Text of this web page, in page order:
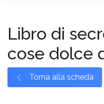
Libro di
cose dolce
Torna alla scheda